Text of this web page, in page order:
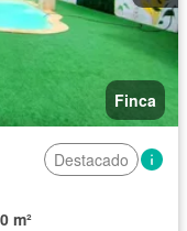
Finca
Destacado
m²